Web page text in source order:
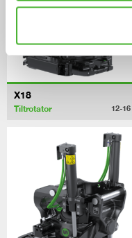
X18
Tiltrotator 12-16